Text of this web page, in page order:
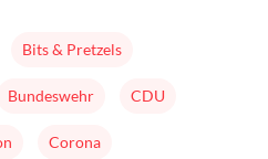
Bits & Pretzels
Bundeswehr CDU
Corona
Changeriders
Formate
Nominieren